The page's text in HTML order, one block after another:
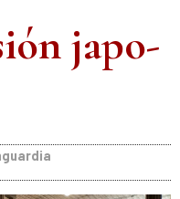
japo-